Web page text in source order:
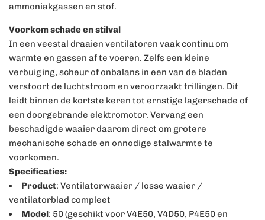
ammoniakgassen en stof.
Voorkom schade en stilval
In een veestal draaien ventilatoren vaak continu om
warmte en gassen af te voeren. Zelfs een kleine
verbuiging, scheur of onbalans in een van de bladen
verstoort de luchtstroom en veroorzaakt trillingen. Dit
leidt binnen de kortste keren tot ernstige lagerschade of
een doorgebrande elektromotor. Vervang een
beschadigde waaier daarom direct om grotere
mechanische schade en onnodige stalwarmte te
voorkomen.
Specificaties:
Product: Ventilatorwaaier / losse waaier /
ventilatorblad compleet
Model: 50 (geschikt voor V4E50, V4D50, P4E50 en